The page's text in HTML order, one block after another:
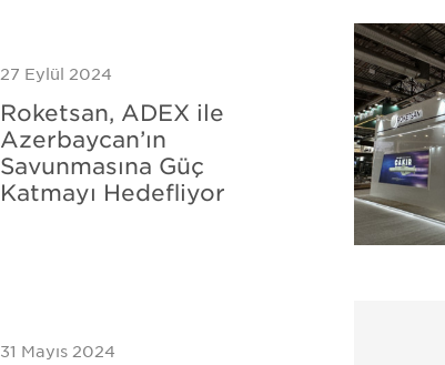
27 Eylül 2024
Roketsan, ADEX ile
Azerbaycan’ın
Savunmasına Güç
Katmayı Hedefliyor
31 Mayıs 2024